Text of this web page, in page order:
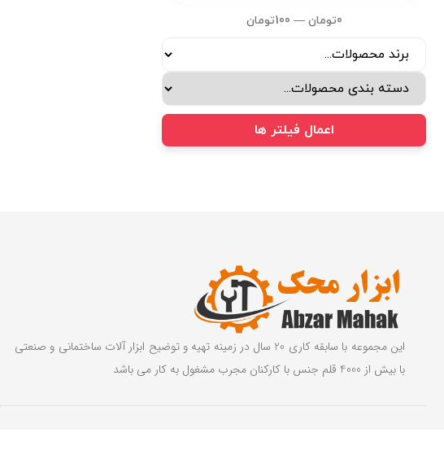
0تومان —
100تومان
اعمال فیلتر ها
این مجموعه با سابقه کاری 20 سال در زمینه تهیه و توضیح ابزار آلات ساختمانی و صنعتی
با بیش از 4000 قلم جنس با کارکنان مجرب مشغول به کار می باشد